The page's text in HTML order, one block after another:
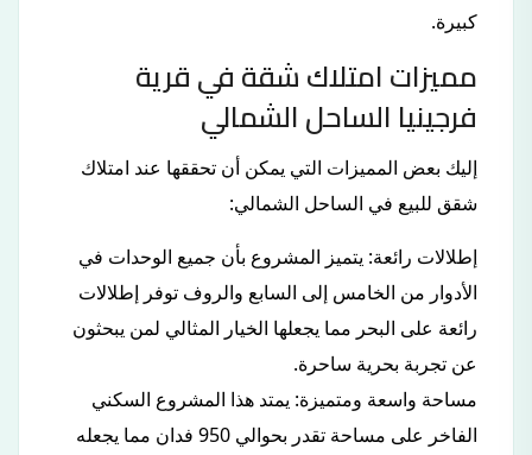
كبيرة.
مميزات امتلاك شقة في قرية
فرجينيا الساحل الشمالي
إليك بعض المميزات التي يمكن أن تحققها عند امتلاك
شقق للبيع في الساحل الشمالي:
إطلالات رائعة: يتميز المشروع بأن جميع الوحدات في
الأدوار من الخامس إلى السابع والروف توفر إطلالات
رائعة على البحر مما يجعلها الخيار المثالي لمن يبحثون
عن تجربة بحرية ساحرة.
مساحة واسعة ومتميزة: يمتد هذا المشروع السكني
الفاخر على مساحة تقدر بحوالي 950 فدان مما يجعله